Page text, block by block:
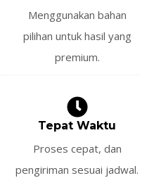
Menggunakan bahan
pilihan untuk hasil yang
premium.
Tepat Waktu
Proses cepat, dan
pengiriman sesuai jadwal.